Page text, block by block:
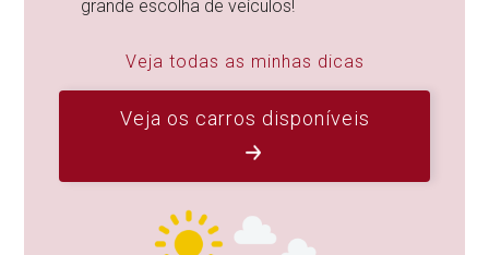
grande escolha de veículos!
Veja todas as minhas dicas
Veja os carros disponíveis